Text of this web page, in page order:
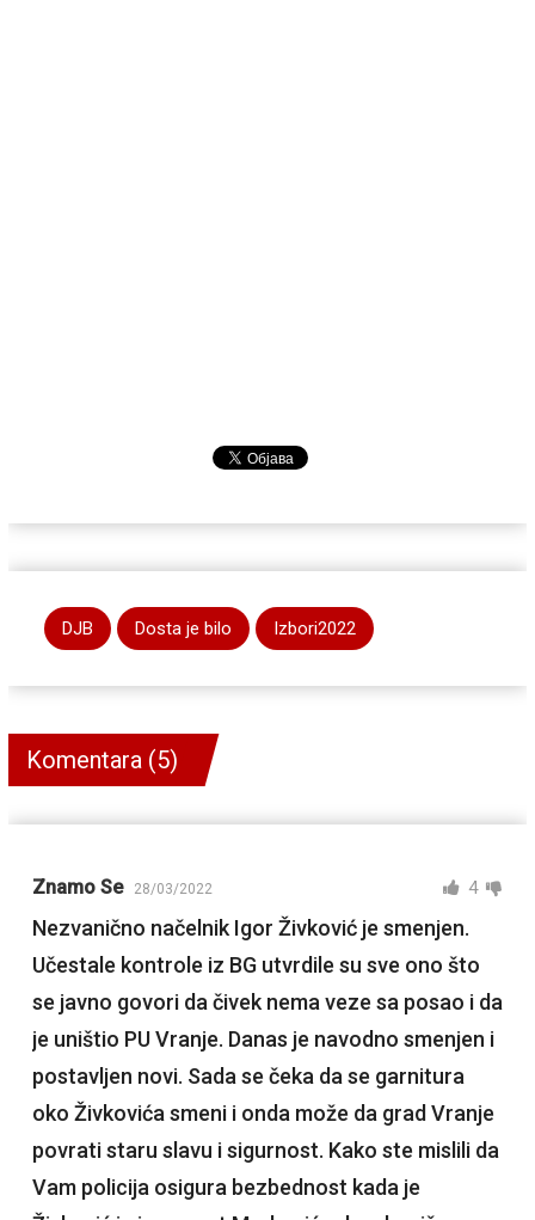
DJB Dosta je bilo Izbori2022
Komentara (5)
Znamo Se 28/03/2022 4
Nezvanično načelnik Igor Živković je smenjen.
Učestale kontrole iz BG utvrdile su sve ono što
se javno govori da čivek nema veze sa posao i da
je uništio PU Vranje. Danas je navodno smenjen i
postavljen novi. Sada se čeka da se garnitura
oko Živkovića smeni i onda može da grad Vranje
povrati staru slavu i sigurnost. Kako ste mislili da
Vam policija osigura bezbednost kada je